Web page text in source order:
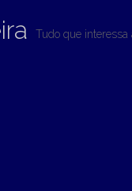
Tudo que interessa